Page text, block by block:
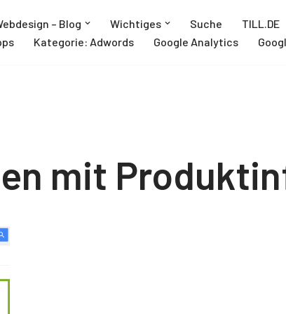
– Blog Wichtiges Suche TILL.DE
Kategorie: Adwords Google Analytics
mit